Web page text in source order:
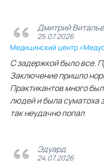
Дмитрий
25.07.2026
Медицинский центр
С задержкой было все.
Заключение пришло
Практикантов много
людей и была суматоха
так неудачно попал
Эдуард
24.07.2026